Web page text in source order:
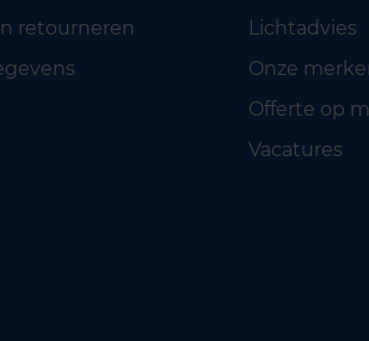
retourneren
Lichtadvies
Onze
Offerte op
Vacatures